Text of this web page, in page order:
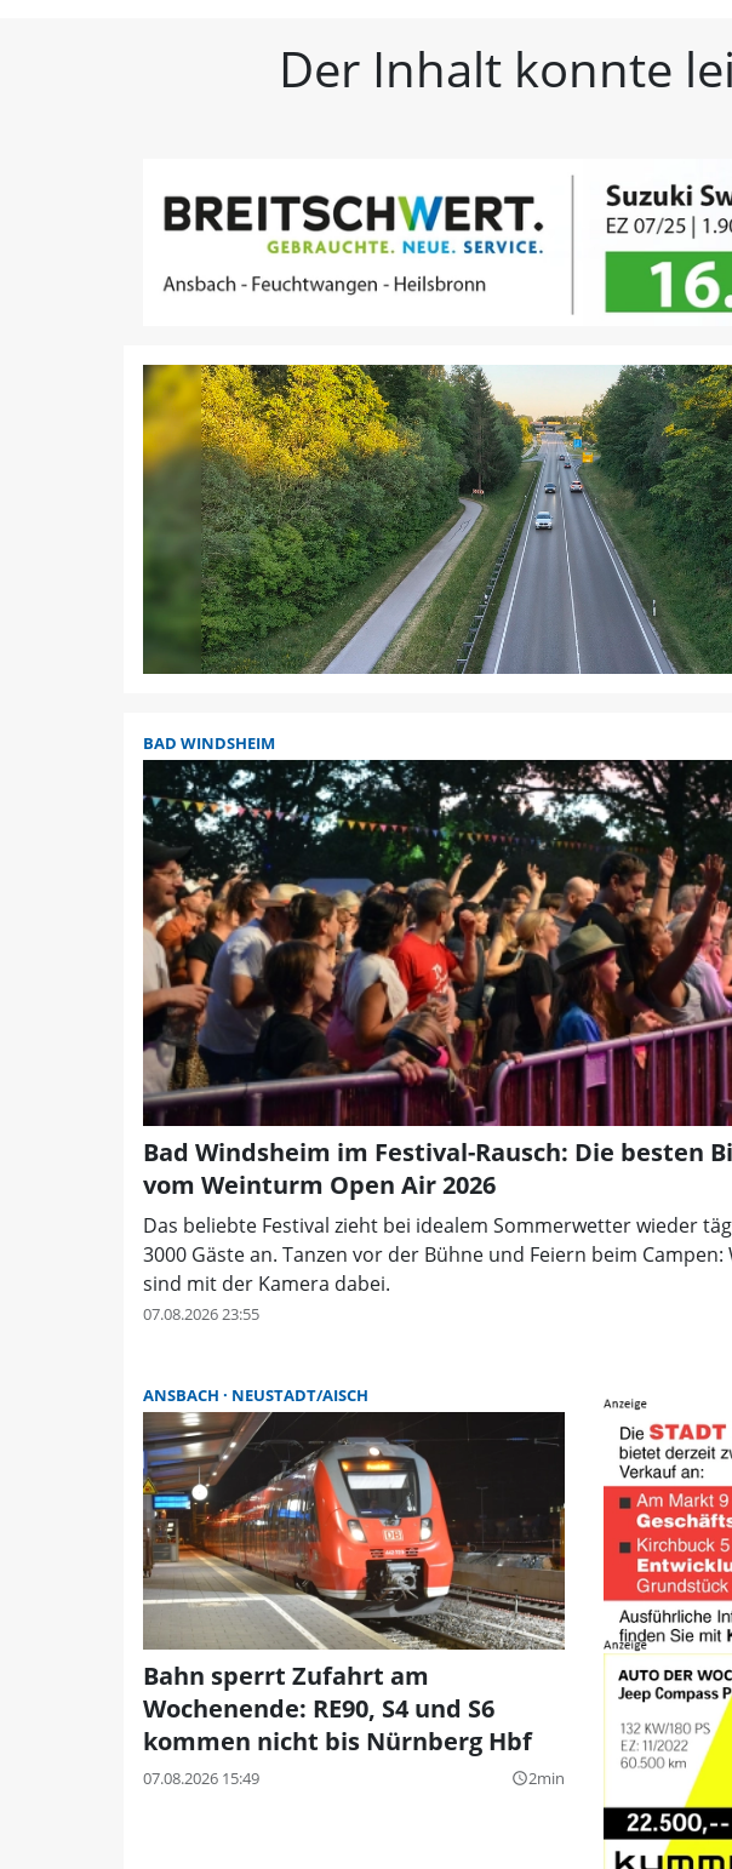
Der Inhalt konnte
BAD WINDSHEIM
Bad Windsheim im Festival-Rausch: Die besten
vom Weinturm Open Air 2026
Das beliebte Festival zieht bei idealem Sommerwetter wieder
3000 Gäste an. Tanzen vor der Bühne und Feiern beim Campen:
sind mit der Kamera dabei.
07.08.2026 23:55
ANSBACH NEUSTADT/AISCH
Bahn sperrt Zufahrt am
Wochenende: RE90, S4 und S6
kommen nicht bis Nürnberg Hbf
07.08.2026 15:49 query_builder2min